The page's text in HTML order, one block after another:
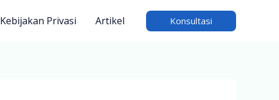
Kebijakan Privasi Artikel Konsultasi